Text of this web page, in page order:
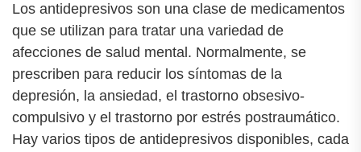
Los antidepresivos son una clase de medicamentos
que se utilizan para tratar una variedad de
afecciones de salud mental. Normalmente, se
prescriben para reducir los síntomas de la
depresión, la ansiedad, el trastorno obsesivo-
compulsivo y el trastorno por estrés postraumático.
Hay varios tipos de antidepresivos disponibles, cada